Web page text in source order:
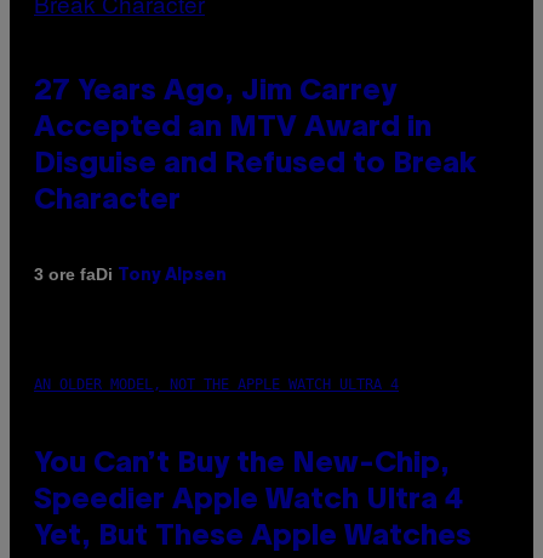
27 Years Ago, Jim Carrey
Accepted an MTV Award in
Disguise and Refused to Break
Character
3 ore faDi Tony Alpsen
AN OLDER MODEL, NOT THE APPLE WATCH ULTRA 4
You Can’t Buy the New-Chip,
Speedier Apple Watch Ultra 4
Yet, But These Apple Watches